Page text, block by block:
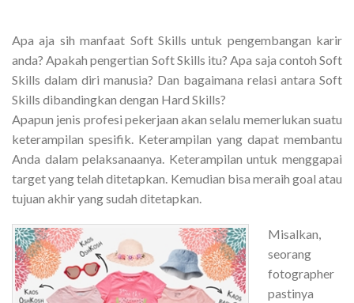
Apa aja sih manfaat Soft Skills untuk pengembangan karir
anda? Apakah pengertian Soft Skills itu? Apa saja contoh Soft
Skills dalam diri manusia? Dan bagaimana relasi antara Soft
Skills dibandingkan dengan Hard Skills?
Apapun jenis profesi pekerjaan akan selalu memerlukan suatu
keterampilan spesifik. Keterampilan yang dapat membantu
Anda dalam pelaksanaanya. Keterampilan untuk menggapai
target yang telah ditetapkan. Kemudian bisa meraih goal atau
tujuan akhir yang sudah ditetapkan.
Misalkan,
seorang
fotographer
pastinya